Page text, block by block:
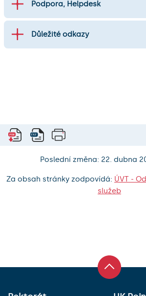
Podpora, Helpdesk
Důležité odkazy
Poslední změna: 22. dubna
Za obsah stránky zodpovídá: ÚVT -
služeb